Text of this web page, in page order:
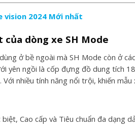
vision 2024 Mới nhất
dòng xe SH Mode
ở bề ngoài mà SH Mode còn ở
yên ngồi là cốp đựng đồ dung tích
Với nhiều tính năng nổi trội, khiến
Cao cấp và Tiêu chuẩn đa dạng